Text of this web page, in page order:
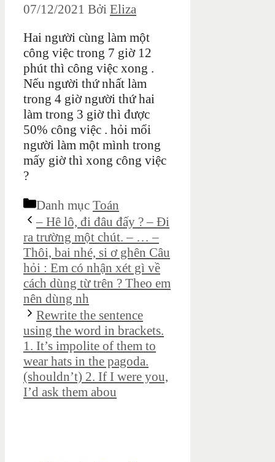
07/12/2021 Bởi Eliza
Hai người cùng làm một
công việc trong 7 giờ 12
phút thì công việc xong .
Nếu người thứ nhất làm
trong 4 giờ người thứ hai
làm trong 3 giờ thì được
50% công việc . hỏi mổi
người làm một mình trong
mấy giờ thì xong công việc
?
Danh mục Toán
– Hê lô, đi đâu đấy ? – Đi
ra trường một chút. – … –
Thôi, bai nhé, si ơ ghên Câu
hỏi : Em có nhận xét gì về
cách dùng từ trên ? Theo em
nên dùng nh
Rewrite the sentence
using the word in brackets.
1. It’s impolite of them to
wear hats in the pagoda.
(shouldn’t) 2. If I were you,
I’d ask them abou